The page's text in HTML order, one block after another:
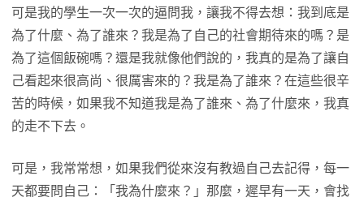
可是我的學生一次一次的逼問我，讓我不得去想：我到底是
為了什麼、為了誰來？我是為了自己的社會期待來的嗎？是
為了這個飯碗嗎？還是我就像他們說的，我真的是為了讓自
己看起來很高尚、很厲害來的？我是為了誰來？在這些很辛
苦的時候，如果我不知道我是為了誰來、為了什麼來，我真
的走不下去。
可是，我常常想，如果我們從來沒有教過自己去記得，每一
天都要問自己：「我為什麼來？」那麼，遲早有一天，會找